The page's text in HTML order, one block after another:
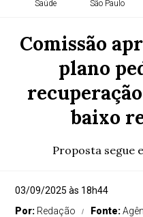
Saúde São Paulo
Comissão
plano
baixo
Proposta segue
03/09/2025 às 18h44
Por: Redação Fonte: